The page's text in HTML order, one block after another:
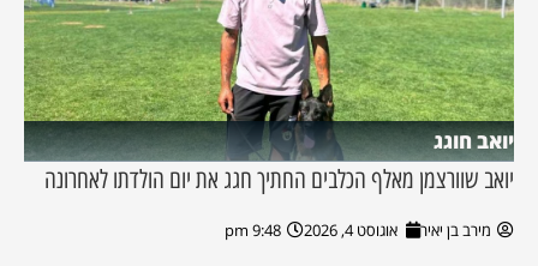
יואב חוגג
יואב שוורצמן מאלף הכלבים החתיך חגג את יום הולדתו לאחרונה
מירב בן יאיר אוגוסט 4, 2026 9:48 pm